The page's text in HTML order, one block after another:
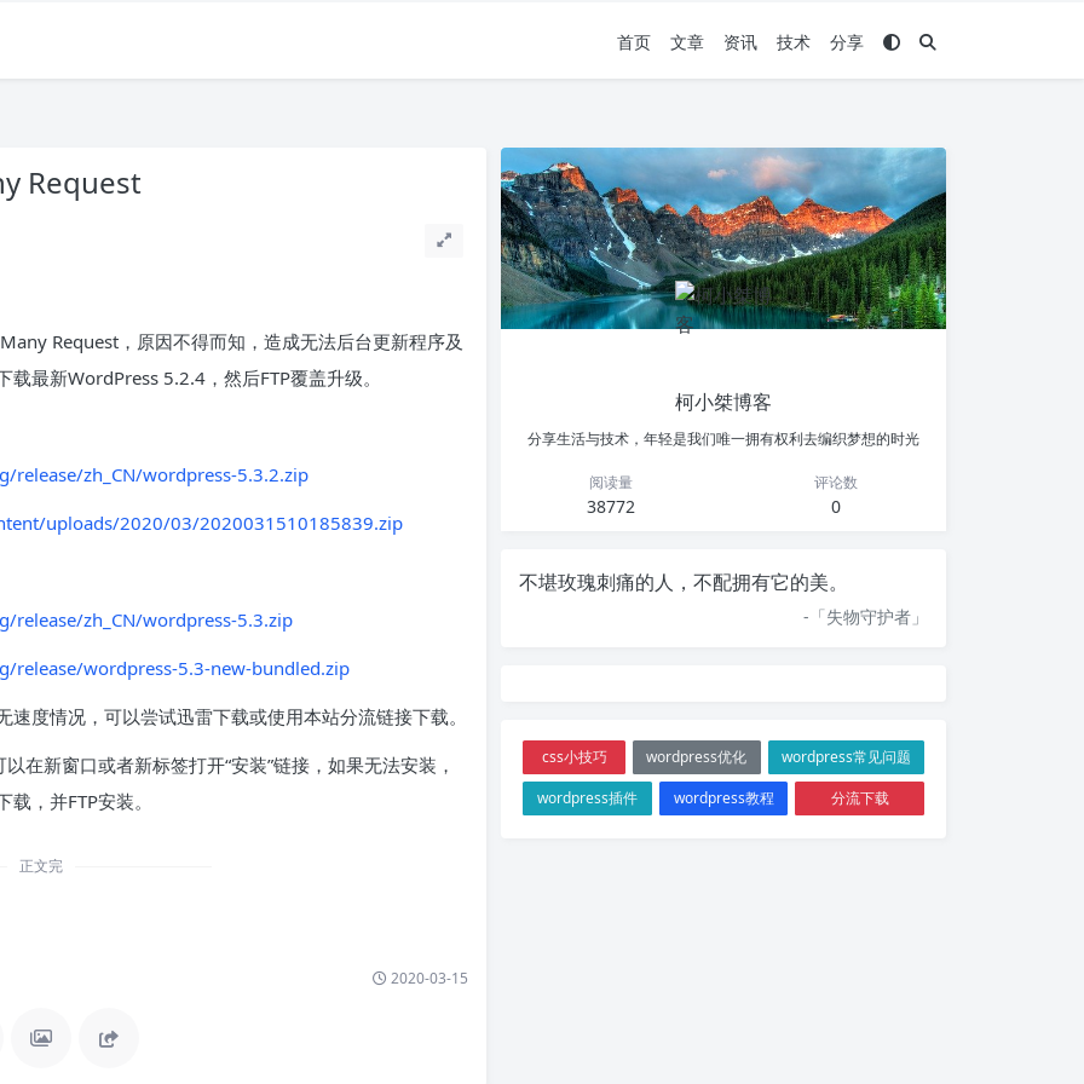
首页 文章 资讯 技术 分享
Request
Request，原因不得而知，造成无法后台更新程序及
最新WordPress 5.2.4，然后FTP覆盖升级。
zh_CN/wordpress-5.3.2.zip
uploads/2020/03/2020031510185839.zip
zh_CN/wordpress-5.3.zip
release/wordpress-5.3-new-bundled.zip
度情况，可以尝试迅雷下载或使用本站分流链接下载。
在新窗口或者新标签打开“安装”链接，如果无法安装，
，并FTP安装。
正文完
2020-03-15
柯小桀博客
分享生活与技术，年轻是我们唯一拥有权利去编织梦想的时光
阅读量
38772
评论数
0
不堪玫瑰刺痛的人，不配拥有它的美。
-「失物守护者 」
css小技巧 wordpress优化
wordpress常见问题
wordpress插件
wordpress教程 分流下载